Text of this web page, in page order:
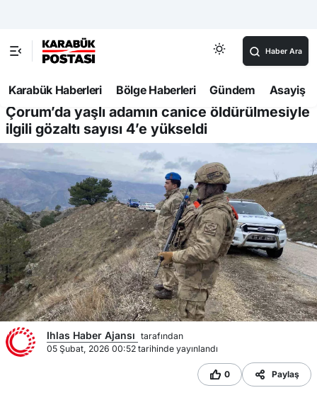
Karabük Haberleri Gündem
Haberler Gündem 28
Çorum’da yaşlı adamın canice öldürülmesiyle
ilgili gözaltı sayısı 4’e yükseldi
Ihlas Haber Ajansı tarafından
05 Şubat, 2026 00:52 tarihinde yayınlandı
0 Paylaş